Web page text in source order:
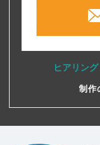
ヒアリン
制作